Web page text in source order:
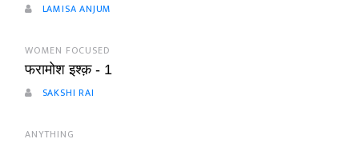
LAMISA ANJUM
WOMEN FOCUSED
फरामोश इश्क़ - 1
SAKSHI RAI
ANYTHING